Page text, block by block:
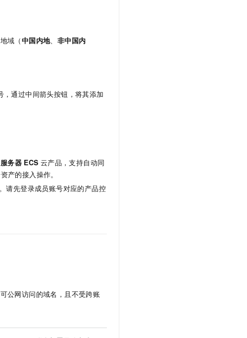
域（中国内地、 非中国内
通过中间箭头按钮，将其添加
务器 ECS 云产品，支持自动同
产的接入操作。
。请先登录成员账号对应的产品控
公网访问的域名，且不受跨账